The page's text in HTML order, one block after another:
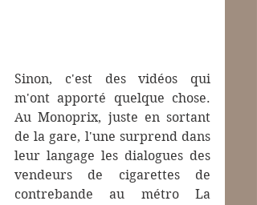
Sinon, c'est des vidéos qui
m'ont apporté quelque chose.
Au Monoprix, juste en sortant
de la gare, l'une surprend dans
leur langage les dialogues des
vendeurs de cigarettes de
contrebande au métro La